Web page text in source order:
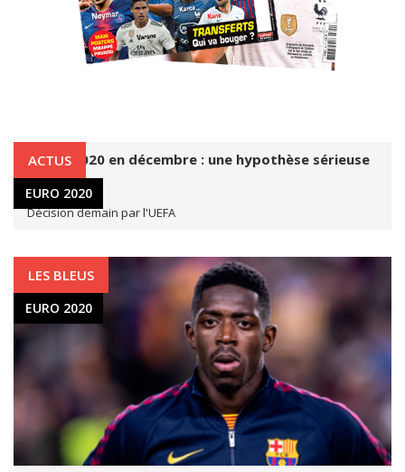
ACTUS
EURO 2020
L'Euro 2020 en décembre : une hypothèse sérieuse
16 mars 2020
Décision demain par l'UEFA
LES BLEUS
EURO 2020